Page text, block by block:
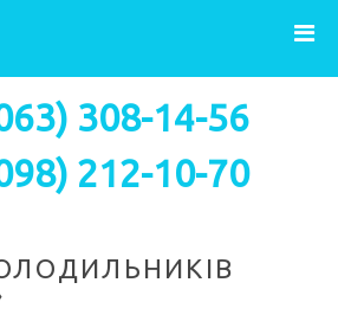
Гореньє «Gorenje»
308-14-56
212-10-70